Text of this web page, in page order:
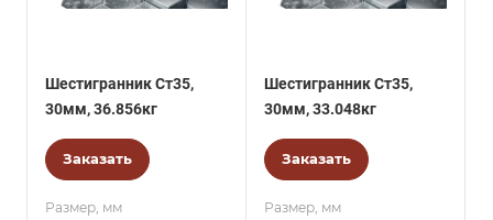
Шестигранник Ст35,
30мм, 36.856кг
Заказать
Размер, мм
Шестигранник Ст35,
30мм, 33.048кг
Заказать
Размер, мм